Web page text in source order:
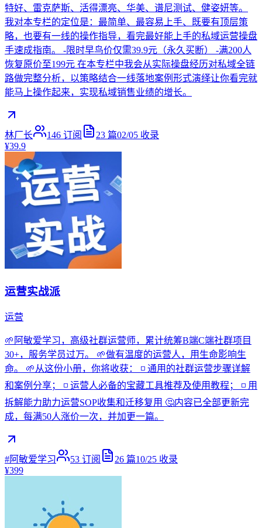
特好、雷克萨斯、活得漂亮、华美、谱尼测试、健姿妍等。
我对本专栏的定位是：最简单、最容易上手、既要有顶层策
略，也要有一线的操作指导，看完最好能上手的私域运营操盘
手速成指南。 -限时早鸟价仅需39.9元（永久买断） -满200人
恢复原价至199元 在本专栏中我会从实际操盘经历对私域全链
路做完整分析，以策略结合一线落地案例形式演绎让你看完就
能马上操作起来，实现私域销售业绩的增长。
林厂长 146 订阅 23 篇02/05 收录
¥39.9
运营实战派
运营
🌱阿敏爱学习，高级社群运营师，累计统筹B端C端社群项目
30+，服务学员过万。 🌱做有温度的运营人，用生命影响生
命。 🌱从这份小册，你将收获： ◽ 通用的社群运营步骤详解
和案例分享； ◽ 运营人必备的宝藏工具推荐及使用教程； ◽ 用
拆解能力助力运营SOP收集和迁移复用 🤔内容已全部更新完
成，每满50人涨价一次，并加更一篇。
#阿敏爱学习 53 订阅 26 篇10/25 收录
¥399